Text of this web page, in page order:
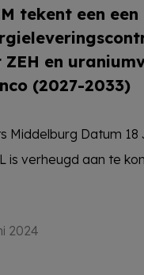
tekent een een
ZEH en
(2027-2033)
Middelburg Datum 18
is verheugd aan te
2024